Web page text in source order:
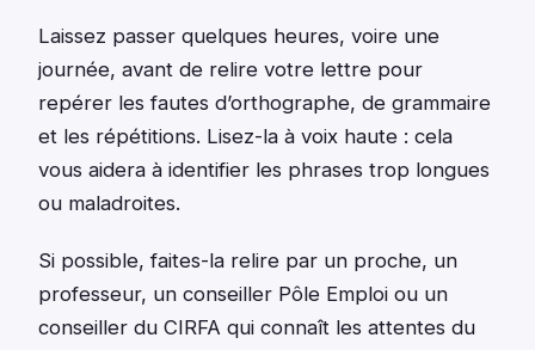
Laissez passer quelques heures, voire une
journée, avant de relire votre lettre pour
repérer les fautes d’orthographe, de grammaire
et les répétitions. Lisez-la à voix haute : cela
vous aidera à identifier les phrases trop longues
ou maladroites.
Si possible, faites-la relire par un proche, un
professeur, un conseiller Pôle Emploi ou un
conseiller du CIRFA qui connaît les attentes du